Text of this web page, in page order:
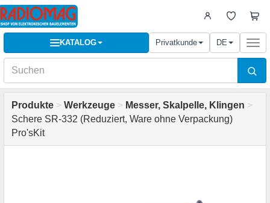
KATALOG Privatkunde DE
Produkte > Werkzeuge > Messer, Skalpelle, Klingen >
Schere SR-332 (Reduziert, Ware ohne Verpackung)
Pro'sKit